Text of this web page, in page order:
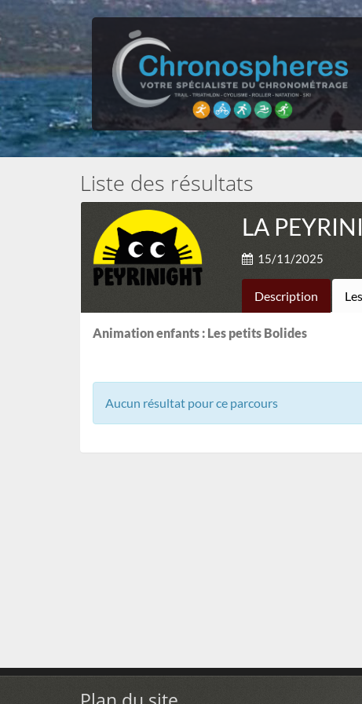
Liste des résultats
LA
15/11/2025
Description
Animation enfants : Les petits Bolides
Aucun résultat pour ce parcours